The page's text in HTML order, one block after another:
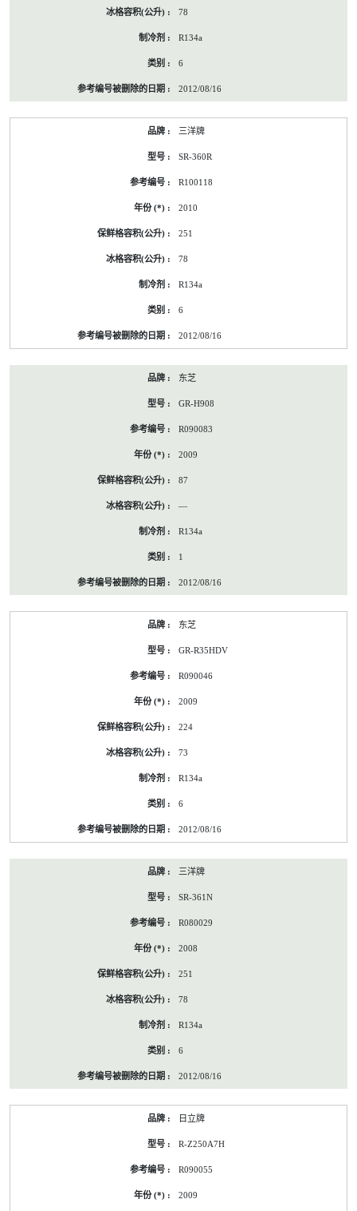
78
R134a
6
2012/08/16
三洋牌
SR-360R
R100118
2010
251
78
R134a
6
2012/08/16
东芝
GR-H908
R090083
2009
87
—
R134a
1
2012/08/16
东芝
GR-R35HDV
R090046
2009
224
73
R134a
6
2012/08/16
三洋牌
SR-361N
R080029
2008
251
78
R134a
6
2012/08/16
日立牌
R-Z250A7H
R090055
2009